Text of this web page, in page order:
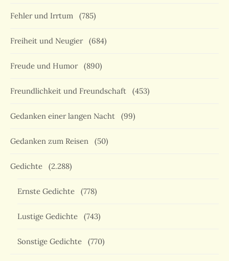
Fehler und Irrtum (785)
Freiheit und Neugier (684)
Freude und Humor (890)
Freundlichkeit und Freundschaft (453)
Gedanken einer langen Nacht (99)
Gedanken zum Reisen (50)
Gedichte (2.288)
Ernste Gedichte (778)
Lustige Gedichte (743)
Sonstige Gedichte (770)